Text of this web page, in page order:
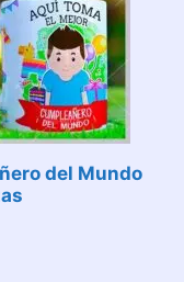
del Mundo